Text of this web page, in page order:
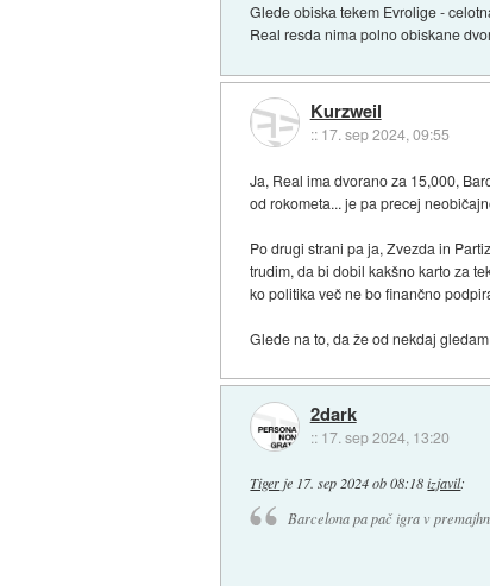
Glede obiska tekem Evrolige -
Real resda nima polno obiskane
Kurzweil
:: 17. sep 2024, 09:55
Ja, Real ima dvorano za 15,000,
od rokometa... je pa precej
Po drugi strani pa ja, Zvezda in
trudim, da bi dobil kakšno karto za
ko politika več ne bo finančno
Glede na to, da že od nekdaj
2dark
:: 17. sep 2024, 13:20
Tiger je 17. sep 2024 ob 08:18 izjavil:
Barcelona pa pač igra v